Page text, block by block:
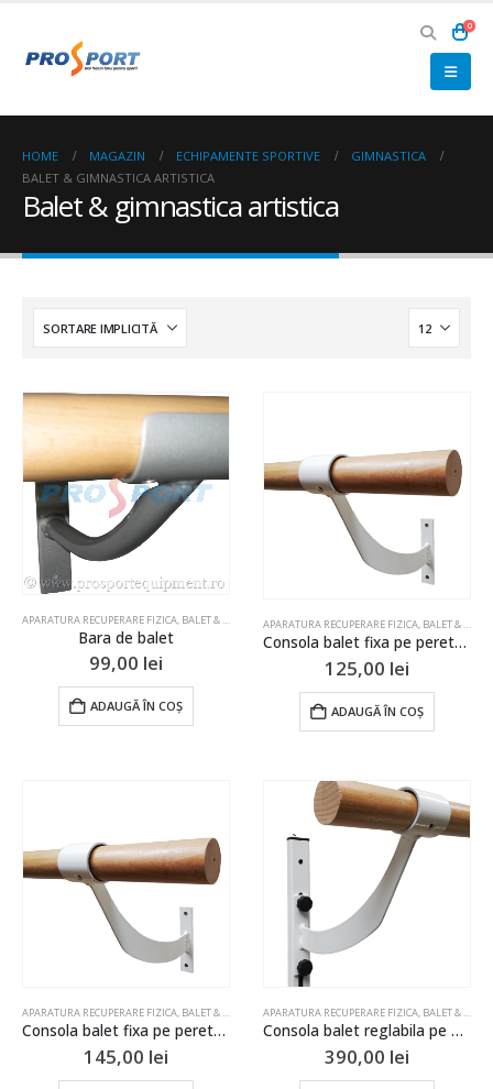
0
HOME MAGAZIN ECHIPAMENTE SPORTIVE
GIMNASTICA
BALET & GIMNASTICA ARTISTICA
Balet & gimnastica artistica
APARATURA RECUPERARE FIZICA, BALET & GIMNASTICA ARTISTICA ,CARDIO, FITNESS & TIMP LIBER
Bara de balet
99,00 lei
ADAUGĂ ÎN COȘ
APARATURA RECUPERARE FIZICA, BALET & GIMNASTICA ARTISTICA
Consola balet fixa pe perete simpla
125,00 lei
ADAUGĂ ÎN COȘ
APARATURA RECUPERARE FIZICA, BALET & GIMNASTICA ARTISTICA ,ECHIPAMENT DE REABILITARE
Consola balet fixa pe perete dubla
145,00 lei
APARATURA RECUPERARE FIZICA, BALET & GIMNASTICA ARTISTICA
Consola balet reglabila pe perete simpla
390,00 lei